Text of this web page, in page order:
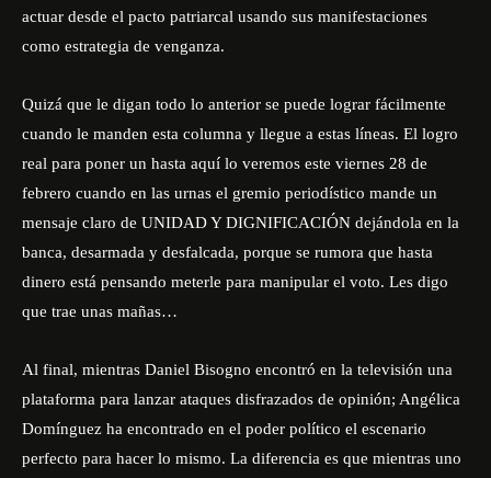
actuar desde el pacto patriarcal usando sus manifestaciones
como estrategia de venganza.
Quizá que le digan todo lo anterior se puede lograr fácilmente
cuando le manden esta columna y llegue a estas líneas. El logro
real para poner un hasta aquí lo veremos este viernes 28 de
febrero cuando en las urnas el gremio periodístico mande un
mensaje claro de UNIDAD Y DIGNIFICACIÓN dejándola en la
banca, desarmada y desfalcada, porque se rumora que hasta
dinero está pensando meterle para manipular el voto. Les digo
que trae unas mañas…
Al final, mientras Daniel Bisogno encontró en la televisión una
plataforma para lanzar ataques disfrazados de opinión; Angélica
Domínguez ha encontrado en el poder político el escenario
perfecto para hacer lo mismo. La diferencia es que mientras uno